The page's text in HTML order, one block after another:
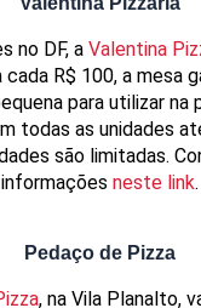
no DF, a Valentina
R$ 100, a mesa
para utilizar na
todas as unidades
são limitadas.
informações neste link.
Pedaço de Pizza
, na Vila Planalto,